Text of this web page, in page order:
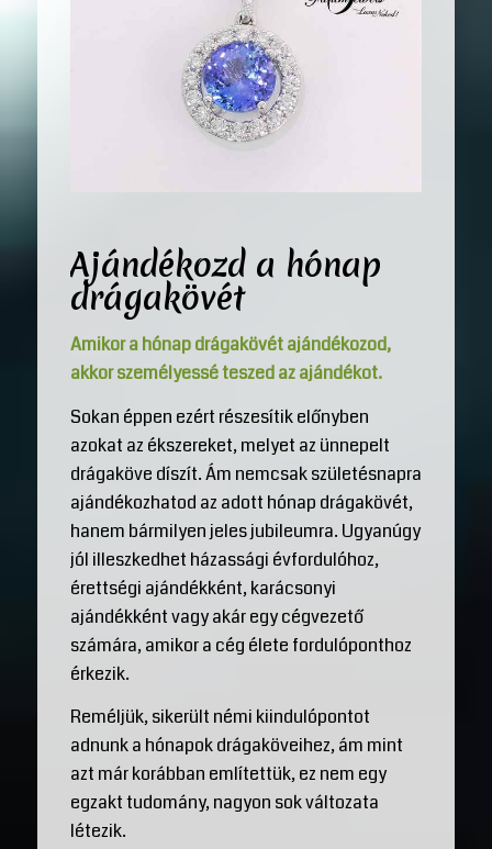
Ajándékozd a hónap
drágakövét
Amikor a hónap drágakövét ajándékozod,
akkor személyessé teszed az ajándékot.
Sokan éppen ezért részesítik előnyben
azokat az ékszereket, melyet az ünnepelt
drágaköve díszít. Ám nemcsak születésnapra
ajándékozhatod az adott hónap drágakövét,
hanem bármilyen jeles jubileumra. Ugyanúgy
jól illeszkedhet házassági évfordulóhoz,
érettségi ajándékként, karácsonyi
ajándékként vagy akár egy cégvezető
számára, amikor a cég élete fordulóponthoz
érkezik.
Reméljük, sikerült némi kiindulópontot
adnunk a hónapok drágaköveihez, ám mint
azt már korábban említettük, ez nem egy
egzakt tudomány, nagyon sok változata
létezik.